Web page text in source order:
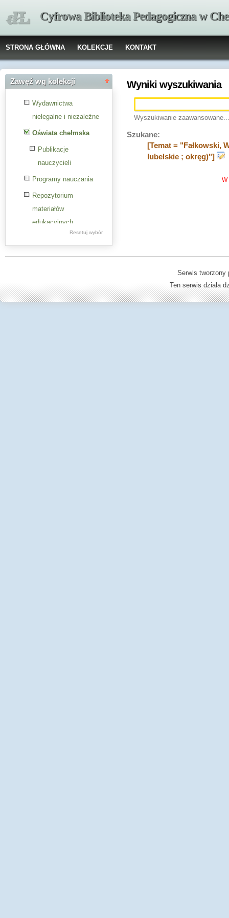
Cyfrowa Biblioteka Pedagogiczna w
STRONA GŁÓWNA KOLEKCJE KONTAKT
Zawęź wg kolekcji
Wydawnictwa
nielegalne i niezależne
Oświata chełmska
Publikacje
nauczycieli
Programy nauczania
Repozytorium
materiałów
edukacyjnych
Edukacji
Resetuj wybór
Wyniki wyszukiwania
Wyszukiwanie zaawansowane...
Szukane:
[Temat = "Fałkowski,
lubelskie ; okręg)"]
W
Serwis
Ten serwis działa